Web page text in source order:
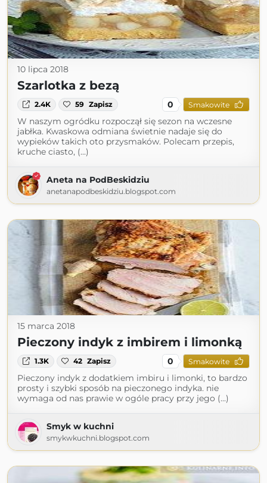
10 lipca 2018
Szarlotka z bezą
2.4K 59 Zapisz 0 Smakowite
W naszym ogródku rozpoczął się sezon na wczesne
jabłka. Kwaskowa odmiana świetnie nadaje się do
wypieków takich oto przysmaków. Polecam przepis,
kruche ciasto, (...)
Aneta na PodBeskidziu
anetanapodbeskidziu.blogspot.com
15 marca 2018
Pieczony indyk z imbirem i limonką
1.3K 42 Zapisz 0 Smakowite
Pieczony indyk z dodatkiem imbiru i limonki, to bardzo
prosty i szybki sposób na pieczonego indyka. nie
wymaga od nas prawie w ogóle pracy przy jego (...)
Smyk w kuchni
smykwkuchni.blogspot.com